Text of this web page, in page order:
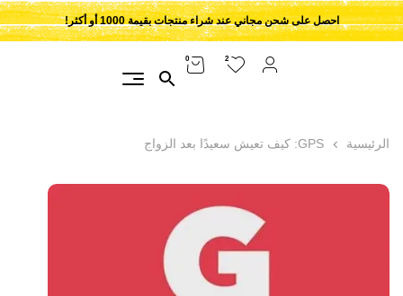
احصل على شحن مجاني عند شراء منتجات بقيمة 1000 أو أكثر!
2
0
الرئيسية GPS: كيف تعيش سعيدًا بعد الزواج